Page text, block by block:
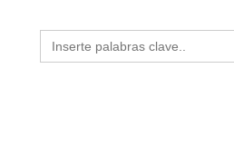
Buscar: